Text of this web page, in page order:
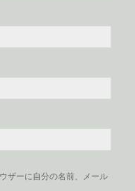
ザーに自分の名前、メール